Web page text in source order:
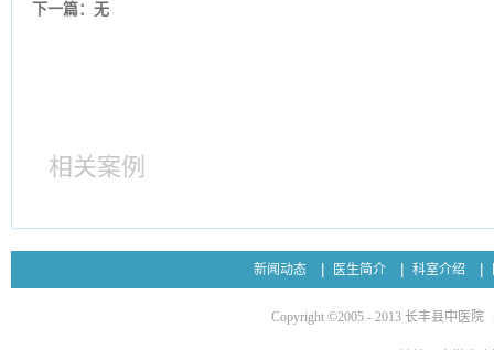
下一篇：无
相关案例
新闻动态 医生简介 科室介绍
Copyright ©2005 - 2013 长丰县中医院